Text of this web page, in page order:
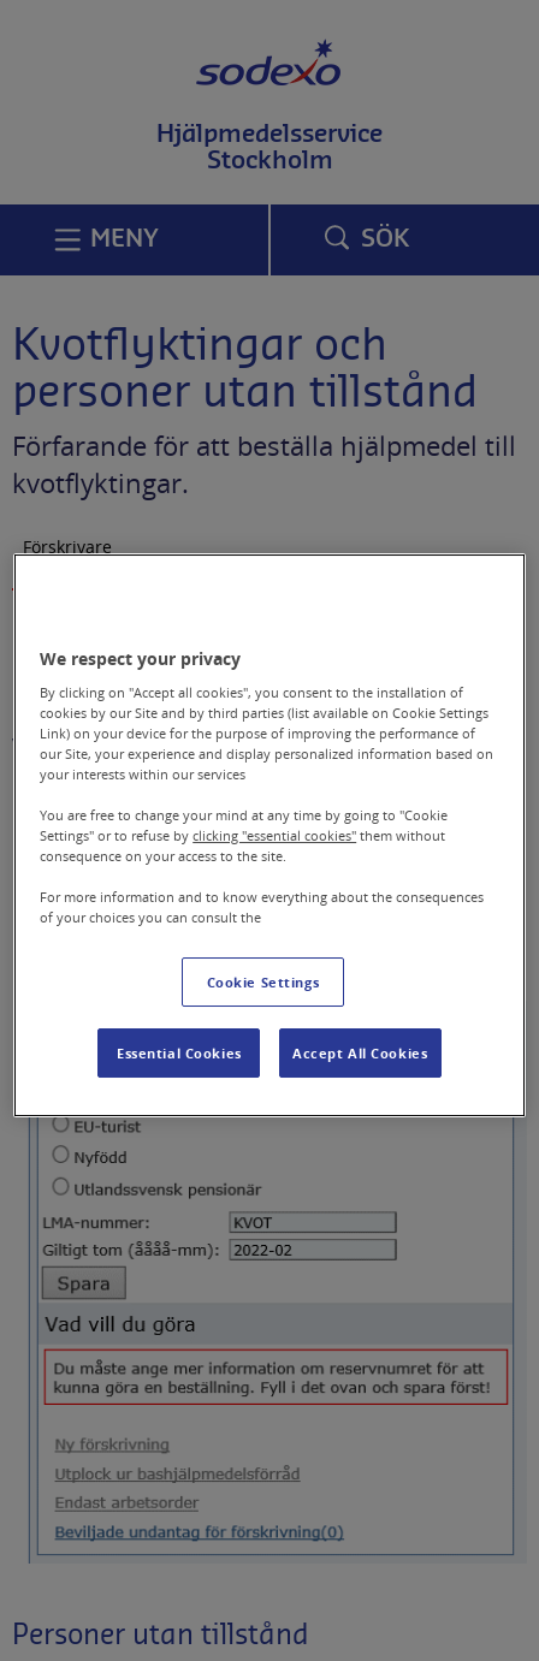
l
å
s
i
d
a
n
Hjälpmedelsservice
Stockholm
MENY SÖK
Kvotflyktingar och
personer utan tillstånd
Förfarande för att beställa hjälpmedel till
kvotflyktingar.
Förskrivare
Beställning
Läggs i beställningsportalen.
Vid registrering av förskrivning till kvotflykting i
Beställningsportalen:
Välj reservnummertyp: Asylsökande
I rutan för LMA-nummer skriver du: KVOT
I rutan giltigt tom fyller du i ett datum ett år
framåt i tiden.
Spara och välj aktuell åtgärd.
Personer utan tillstånd
We respect your privacy
By clicking on "Accept all cookies", you consent to the installation of
cookies by our Site and by third parties (list available on Cookie Settings
Link) on your device for the purpose of improving the performance of
our Site, your experience and display personalized information based on
your interests within our services
You are free to change your mind at any time by going to "Cookie
Settings" or to refuse byclicking "essential cookies" them without
consequence on your access to the site.
For more information and to know everything about the consequences
of your choices you can consult the
Cookie Settings
Essential Cookies Accept All Cookies